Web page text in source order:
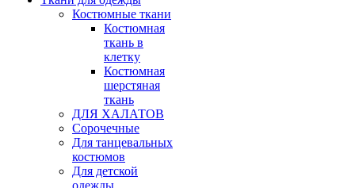
Костюмные ткани
Костюмная
ткань в
клетку
Костюмная
шерстяная
ткань
ДЛЯ ХАЛАТОВ
Сорочечные
Для танцевальных
костюмов
Для детской
одежды